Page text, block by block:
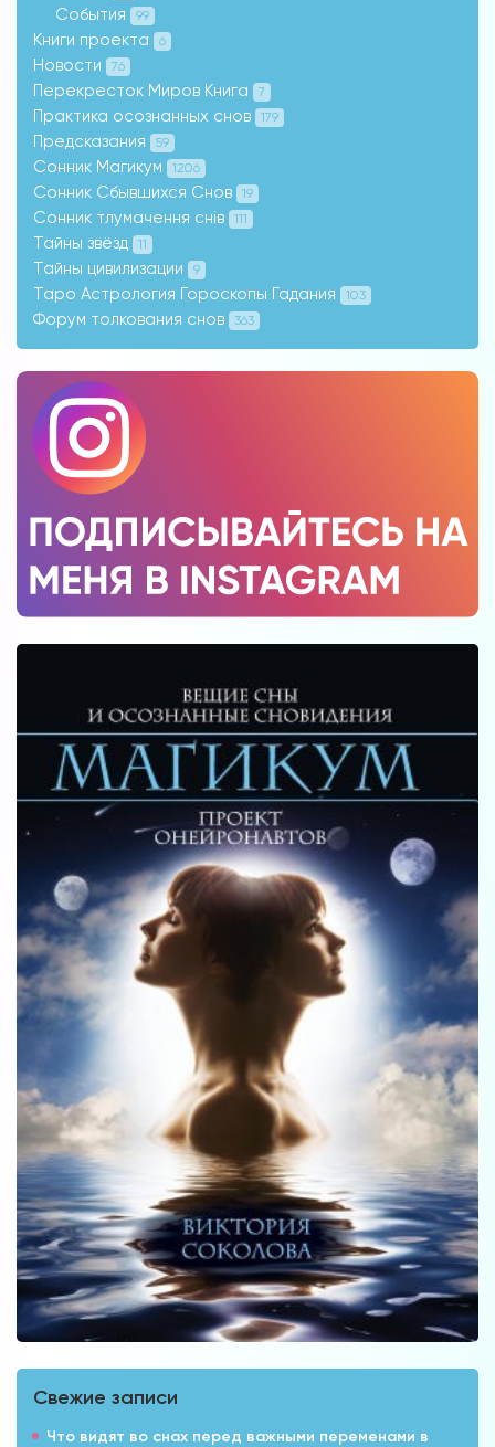
События 99
Книги проекта 6
Новости 76
Перекресток Миров Книга 7
Практика осознанных снов 179
Предсказания 59
Сонник Магикум 1206
Сонник Сбывшихся Снов 19
Сонник тлумачення снів 111
Тайны звёзд 11
Тайны цивилизации 9
Таро Астрология Гороскопы Гадания 103
Форум толкования снов 363
Свежие записи
Что видят во снах перед важными переменами в